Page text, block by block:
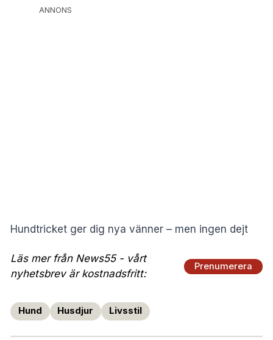
ANNONS
Hundtricket ger dig nya vänner – men ingen dejt
Läs mer från News55 - vårt
nyhetsbrev är kostnadsfritt:
Prenumerera
Hund Husdjur Livsstil